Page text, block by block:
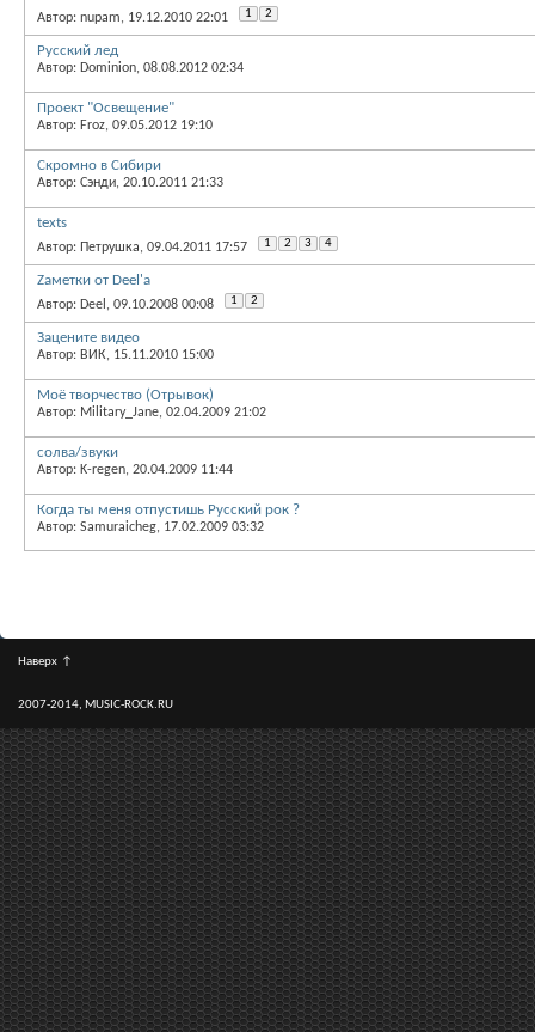
Автор: nupam, 19.12.2010 22:01 1 2
Русский лед
Автор: Dominion, 08.08.2012 02:34
Проект "Освещение"
Автор: Froz, 09.05.2012 19:10
Скромно в Сибири
Автор: Сэнди, 20.10.2011 21:33
texts
Автор: Петрушка, 09.04.2011 17:57 1 2 3 4
Zаметки от Deel'a
Автор: Deel, 09.10.2008 00:08 1 2
Зацените видео
Автор: ВИК, 15.11.2010 15:00
Моё творчество (Отрывок)
Автор: Military_Jane, 02.04.2009 21:02
солва/звуки
Автор: K-regen, 20.04.2009 11:44
Когда ты меня отпустишь Русский рок ?
Автор: Samuraicheg, 17.02.2009 03:32
Наверх ↑
2007-2014, MUSIC-ROCK.RU